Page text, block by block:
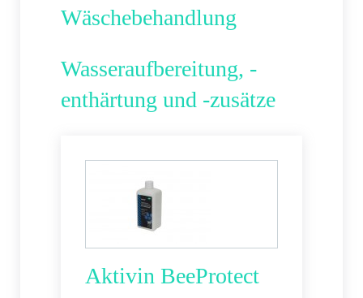
Wäschebehandlung
Wasseraufbereitung, -
enthärtung und -zusätze
Aktivin BeeProtect